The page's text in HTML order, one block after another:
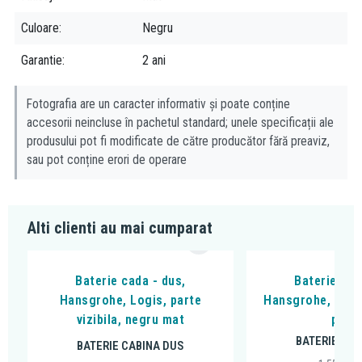
Culoare Negru
Garantie 2 ani
Fotografia are un caracter informativ și poate conține
accesorii neincluse în pachetul standard; unele specificații ale
produsului pot fi modificate de către producător fără preaviz,
sau pot conține erori de operare
Alti clienti au mai cumparat
Baterie cada - dus,
Hansgrohe, Logis, parte
vizibila, negru mat
BATERIE CABINA DUS
Baterie
Hansgrohe,
BATERIE